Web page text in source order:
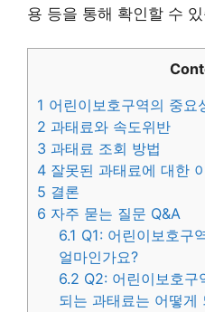
용 등을 통해 확인할 수
1 어린이보호구역의 중요
2 과태료와 속도위반
3 과태료 조회 방법
4 잘못된 과태료에 대한
5 결론
6 자주 묻는 질문 Q&A
6.1 Q1: 어린이보호구
얼마인가요?
6.2 Q2: 어린이보호
되는 과태료는 어떻게